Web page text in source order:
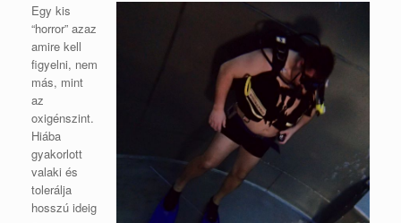
Egy kis
“horror” azaz
amire kell
figyelni, nem
más, mint
az
oxigénszint.
Hiába
gyakorlott
valaki és
tolerálja
hosszú ideig